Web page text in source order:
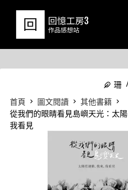
珊
首頁
圖文閱讀
其他書籍
從我們的眼睛看見島嶼天光：太
我看見